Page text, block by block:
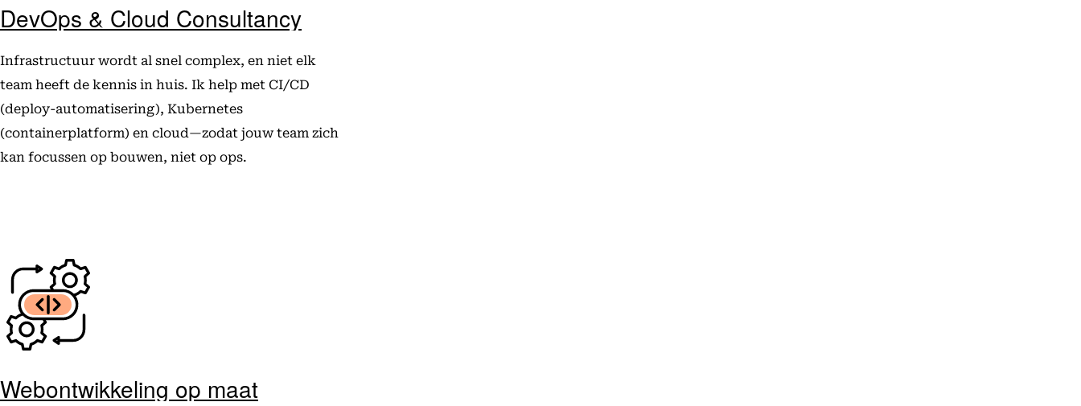
DevOps & Cloud Consultancy
Infrastructuur wordt al snel complex, en niet elk
team heeft de kennis in huis. Ik help met CI/CD
(deploy-automatisering), Kubernetes
(containerplatform) en cloud—zodat jouw team zich
kan focussen op bouwen, niet op ops.
Webontwikkeling op maat